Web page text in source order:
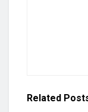
Related